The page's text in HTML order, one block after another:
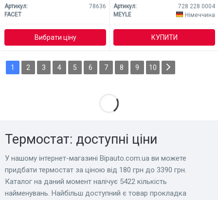
Артикул:
78636
FACET
Вибрати ціну
Артикул:
728 228 0004
MEYLE
Німеччина
КУПИТИ
1 2 3 4 5 6 7 8 9 10
Термостат: доступні ціни
У нашому інтернет-магазині Bіpauto.com.ua ви можете
придбати термостат за ціною від 180 грн до 3390 грн.
Каталог на даний момент налічує 5422 кількість
найменувань. Найбільш доступний є товар прокладка